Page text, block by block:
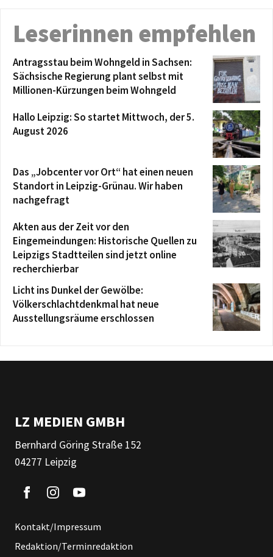
Leserinnen empfehlen
Antragsstau beim Wohngeld in Sachsen:
Sächsische Regierung plant selbst mit
Millionen-Kürzungen beim Wohngeld
Hallo Leipzig: So startet Mittwoch, der 5.
August 2026
Das „Jobcenter vor Ort“ hat einen neuen
Standort in Leipzig-Grünau. Wir haben
nachgefragt
Akten aus der Zeit vor den
Eingemeindungen: Historische Quellen zu
Leipzigs Stadtteilen sind jetzt online
recherchierbar
Licht ins Dunkel der Gewölbe:
Völkerschlachtdenkmal hat neue
Ausstellungsräume erschlossen
LZ MEDIEN GMBH
Bernhard Göring Straße 152
04277 Leipzig
Kontakt/Impressum
Redaktion/Terminredaktion